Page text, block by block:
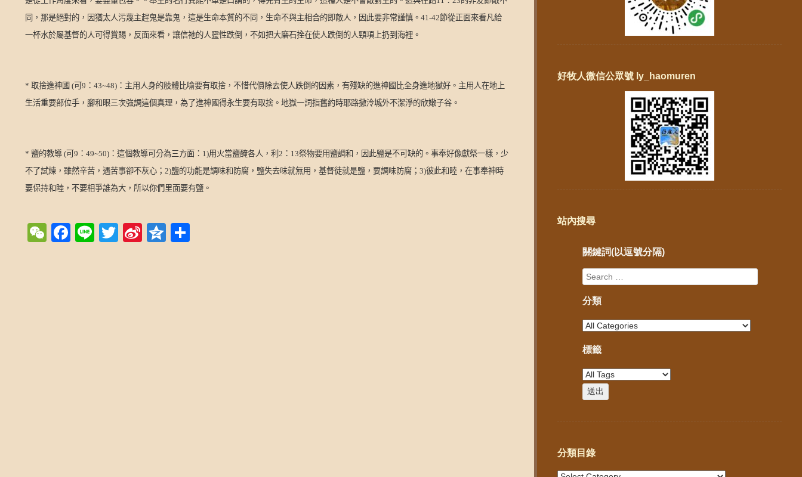
同，那是絕對的，因猶太人污蔑主趕鬼是靠鬼，這是生命本質的不同，生命不與主相合的即敵人，因此要非常謹慎。 41-42節從正面來看凡給
一杯水於屬基督的人可得賞賜，反面來看，讓信祂的人靈性跌倒，不如把大磨石拴在使人跌倒的人頸項上扔到海裡。
* 取捨進神國 (可 9 ： 43~48) ：主用人身的肢體比喻要有取捨，不惜代價除去使人跌倒的因素，有殘缺的進神國比全身進地獄好。主用人在地上
生活重要部位手，腳和眼三次強調這個真理，為了進神國得永生要有取捨。地獄一詞指舊約時耶路撒泠城外不潔淨的欣嫩子谷。
* 鹽的教導 (可 9 ： 49~50) ：這個教導可分為三方面： 1)用火當鹽醃各人，利 2 ： 13祭物要用鹽調和，因此鹽是不可缺的。事奉好像獻祭一樣，少
不了試煉，雖然辛苦，遇苦事卻不灰心； 2)鹽的功能是調味和防腐，鹽失去味就無用，基督徒就是鹽，要調味防腐； 3)彼此和睦，在事奉神時
要保持和睦，不要相爭誰為大，所以你們里面要有鹽。
WeChat
Facebook
LineTwitterSinaQzone
好牧人微信公眾號 ly_haomuren
站內搜尋
關鍵詞(以逗號分隔)
分類
標籤
分類目錄